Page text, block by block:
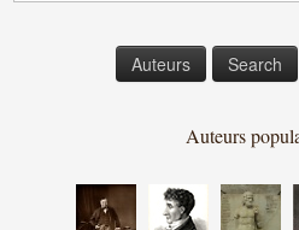
Auteurs Search
Auteurs